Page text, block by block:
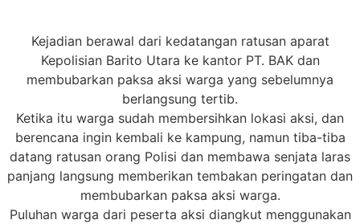
Kejadian berawal dari kedatangan ratusan aparat
Kepolisian Barito Utara ke kantor PT. BAK dan
membubarkan paksa aksi warga yang sebelumnya
berlangsung tertib.
Ketika itu warga sudah membersihkan lokasi aksi, dan
berencana ingin kembali ke kampung, namun tiba-tiba
datang ratusan orang Polisi dan membawa senjata laras
panjang langsung memberikan tembakan peringatan dan
membubarkan paksa aksi warga.
Puluhan warga dari peserta aksi diangkut menggunakan